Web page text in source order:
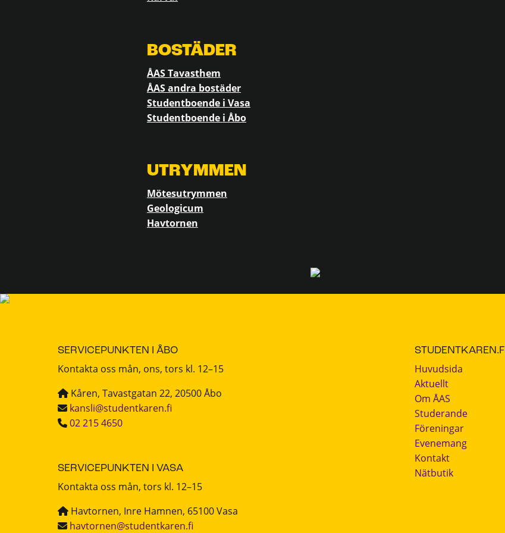
BOSTÄDER
ÅAS Tavasthem
ÅAS andra bostäder
Studentboende i Vasa
Studentboende i Åbo
UTRYMMEN
Mötesutrymmen
Geologicum
Havtornen
SERVICEPUNKTEN I ÅBO
Kontakta oss mån, ons, tors kl. 12–15
Kåren, Tavastgatan 22, 20500 Åbo
kansli@studentkaren.fi
02 215 4650
SERVICEPUNKTEN I VASA
Kontakta oss mån, tors kl. 12–15
Havtornen, Inre Hamnen, 65100 Vasa
havtornen@studentkaren.fi
STUDENTKAREN.FI
Huvudsida
Aktuellt
Om ÅAS
Studerande
Föreningar
Evenemang
Kontakt
Nätbutik